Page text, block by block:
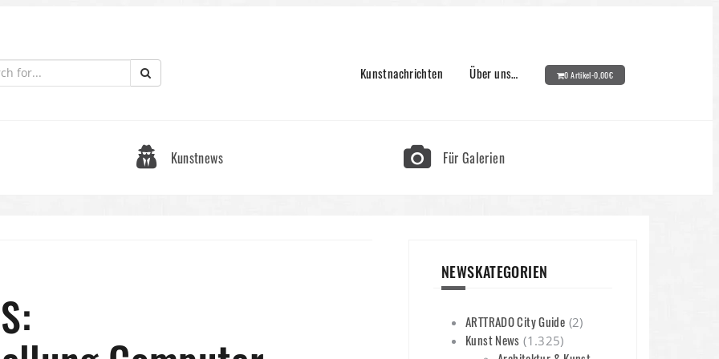
Kunstnachrichten Über uns… 0 Artikel-0,00€
Kunstnews Für Galerien
NEWSKATEGORIEN
ARTTRADO City Guide (2)
Kunst News (1.325)